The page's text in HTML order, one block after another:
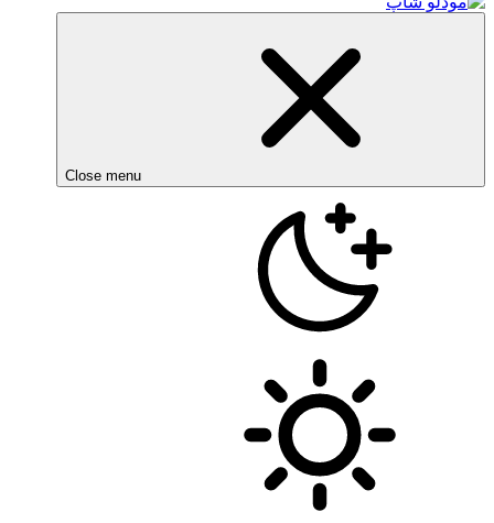
Close menu